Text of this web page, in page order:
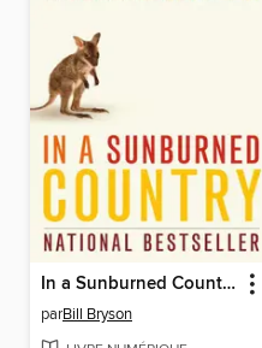
In a Sunburned Country
parBill Bryson